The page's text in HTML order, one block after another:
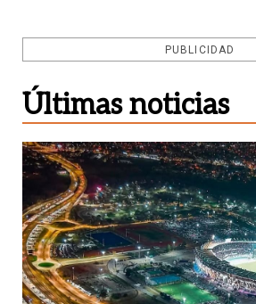
PUBLICIDAD
Últimas noticias